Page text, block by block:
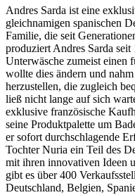
Andres Sarda ist eine
gleichnamigen spanischen
Familie, die seit
produziert Andres Sarda
Unterwäsche zumeist einen
wollte dies ändern und
herzustellen, die zugleich
ließ nicht lange auf sich
exklusive französische
seine Produktpalette um
er sofort durchschlagende
Tochter Nuria ein Teil des
mit ihren innovativen Ideen
gibt es über 400
Deutschland, Belgien,